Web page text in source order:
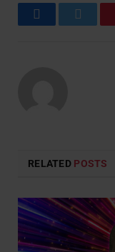
FacebookTwitter
RELATED POSTS